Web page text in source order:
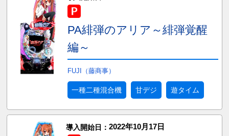
PA緋弾のアリア～緋弾覚醒
編～
FUJI（藤商事）
一種二種混合機 甘デジ 遊タイム
導入開始日： 2022年10月17日